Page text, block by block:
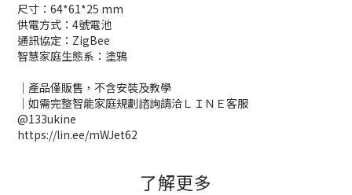
尺寸：64*61*25 mm
供電方式：4號電池
通訊協定：ZigBee
智慧家庭生態系：塗鴉
｜產品僅販售，不含安裝及教學
｜如需完整智能家庭規劃諮詢請洽ＬＩＮＥ客服
@133ukine
https://lin.ee/mWJet62
了解更多